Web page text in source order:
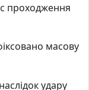
проходження
масову
удару